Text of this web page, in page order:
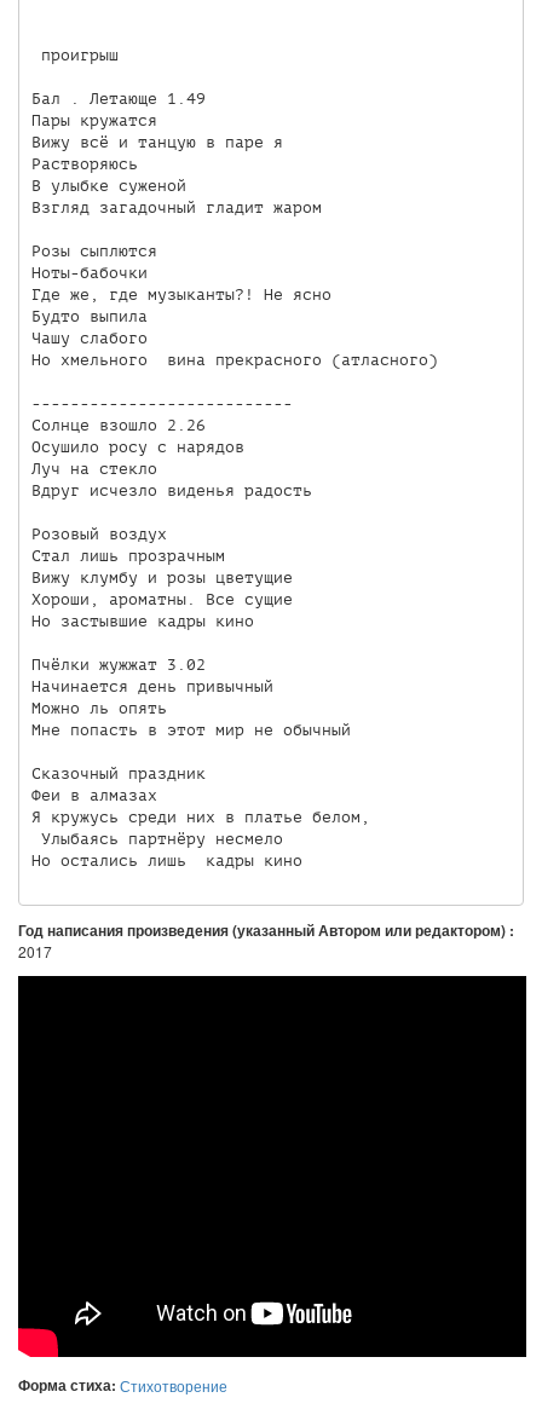
проигрыш
Бал . Летающе 1.49
Пары кружатся
Вижу всё и танцую в паре я
Растворяюсь
В улыбке суженой
Взгляд загадочный гладит жаром
Розы сыплются
Ноты-бабочки
Где же, где музыканты?! Не ясно
Будто выпила
Чашу слабого
Но хмельного  вина прекрасного (атласного)
---------------------------
Солнце взошло 2.26
Осушило росу с нарядов
Луч на стекло
Вдруг исчезло виденья радость
Розовый воздух
Стал лишь прозрачным
Вижу клумбу и розы цветущие
Хороши, ароматны. Все сущие
Но застывшие кадры кино
Пчёлки жужжат 3.02
Начинается день привычный
Можно ль опять
Мне попасть в этот мир не обычный
Сказочный праздник
Феи в алмазах
Я кружусь среди них в платье белом,
Улыбаясь партнёру несмело
Год написания произведения (указанный Автором или редактором) :
2017
Форма стиха: Стихотворение